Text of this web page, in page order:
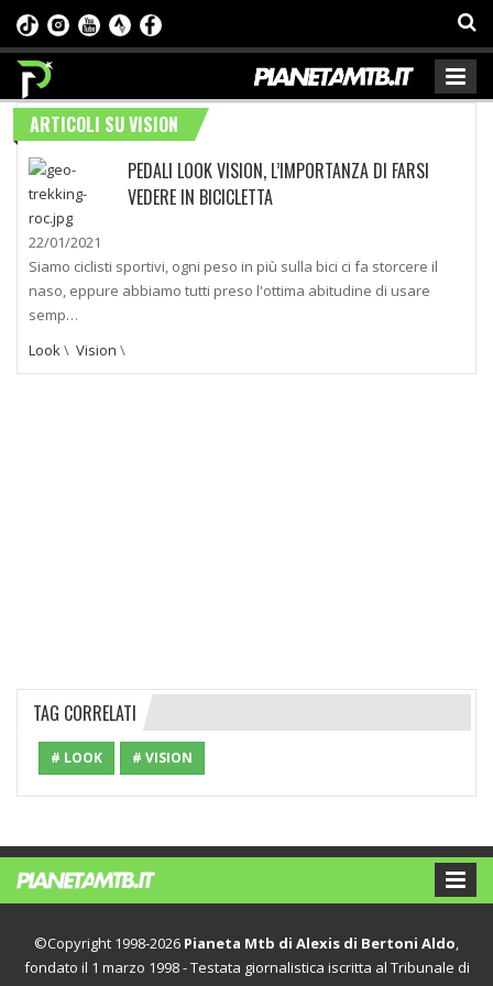
ARTICOLI SU VISION
PEDALI LOOK VISION, L’IMPORTANZA DI FARSI
VEDERE IN BICICLETTA
22/01/2021
Siamo ciclisti sportivi, ogni peso in più sulla bici ci fa storcere il
naso, eppure abbiamo tutti preso l'ottima abitudine di usare
semp…
Look \ Vision \
TAG CORRELATI
# LOOK # VISION
©Copyright 1998-2026 Pianeta Mtb di Alexis di Bertoni Aldo
fondato il 1 marzo 1998 - Testata giornalistica iscritta al Tribunale di